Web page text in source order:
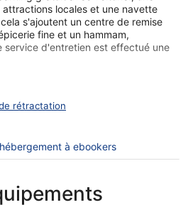
locales et une navette
s'ajoutent un centre de remise
fine et un hammam,
service d'entretien est effectué une
Dubai possède 181
avec un coin salon séparé
en duvet d'oie. Une
donne accès aux chaînes par
congélateur, une plaque
et un coin salle à manger séparé.
rétractation
à ebookers